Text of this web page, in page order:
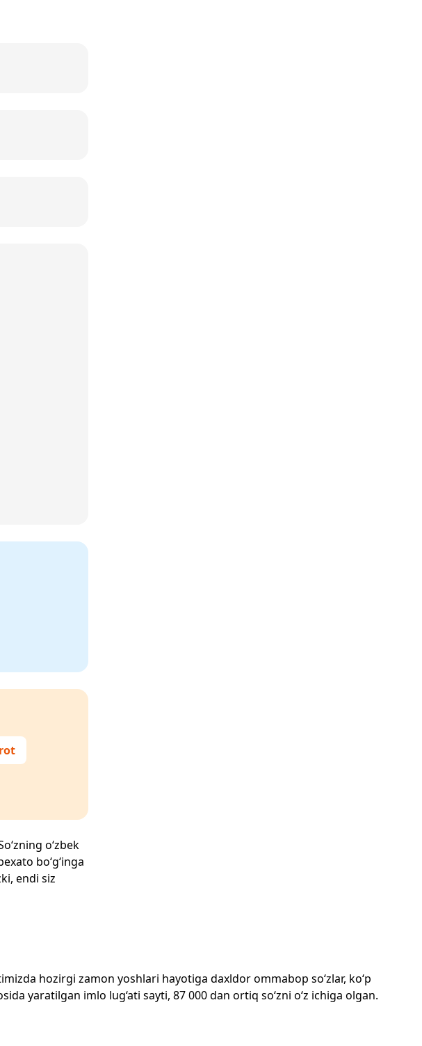
o‘zbek
bo‘g‘inga
endi siz
hozirgi zamon yoshlari hayotiga daxldor ommabop so‘zlar, ko‘p
yaratilgan imlo lug‘ati sayti, 87 000 dan ortiq so‘zni o‘z ichiga olgan.